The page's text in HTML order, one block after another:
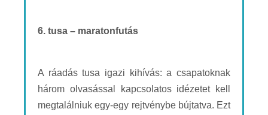
6. tusa – maratonfutás
A ráadás tusa igazi kihívás: a csapatoknak
három olvasással kapcsolatos idézetet kell
megtalálniuk egy-egy rejtvénybe bújtatva. Ezt